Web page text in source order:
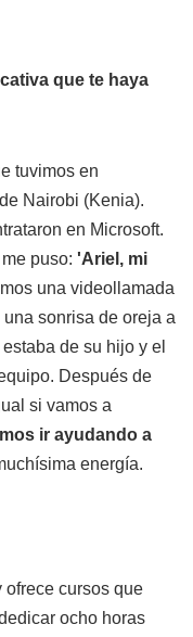
que te haya
tuvimos en
Nairobi (Kenia).
en Microsoft.
puso: 'Ariel, mi
una videollamada
sonrisa de oreja a
de su hijo y el
Después de
si vamos a
ir ayudando a
energía.
cursos que
ocho horas